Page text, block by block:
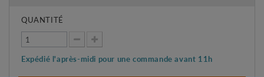
QUANTITÉ
Expédié l'après-midi pour une commande avant 11h